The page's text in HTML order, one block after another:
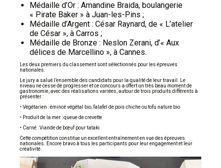
Médaille d’Or : Amandine Braida, boulangerie
« Pirate Baker » à Juan-les-Pins ;
Médaille d’Argent : César Raynard, de « L’atelier
de César », à Carros ;
Médaille de Bronze : Neslon Zerani, d’« Aux
délices de Marcellino », à Cannes.
Les deux premiers du classement sont sélectionnés pour les épreuves
nationales.
Le jury a salué l’ensemble des candidats pour la qualité de leur travail. Le
niveau ne cesse de progresser et ce concours a offert un très beau moment de
gastronomie, avec des réalisations variées, autour de trois produits différents à
présenter :
• Végétarien : émincé végétal bio, falafel de pois chiche ou tofu nature bio
• Produit de la mer : queue de crevette
• Carné : Viande de bœuf pour tataki
Cette compétition constitue un excellent entraînement en vue des épreuves
nationales. Encore bravo à tous les participants pour leur engagement et leur
créativité.